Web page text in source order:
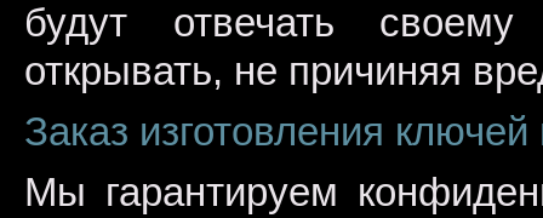
будут отвечать
открывать, не причиняя
Заказ изготовления ключей
Мы гарантируем